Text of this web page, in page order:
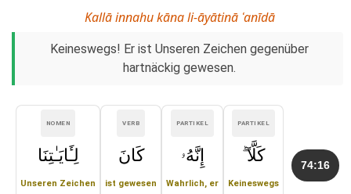
Kallā innahu kāna li-āyātinā ʿanīdā
Keineswegs! Er ist Unseren Zeichen gegenüber
hartnäckig gewesen.
74:16
PARTIKEL
كَلَّآ ۖ
Keineswegs
PARTIKEL
إِنَّهُۥ
Wahrlich, er
VERB
كَانَ
ist gewesen
NOMEN
لِـَٔايَـٰتِنَا
Unseren Zeichen